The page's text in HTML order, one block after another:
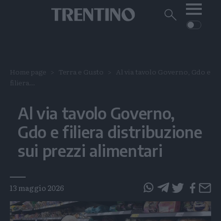
Cerca
CRONACA
GARDA
CULTURA
VIDEO
GENERAZIONI
ITALIA-MONDO
Home page Terra e Gusto
Al via tavolo Governo, Gdo e
filiera...
Al via tavolo Governo,
Gdo e filiera distribuzione
sui prezzi alimentari
13 maggio 2026
questo
articolo
questo
articolo